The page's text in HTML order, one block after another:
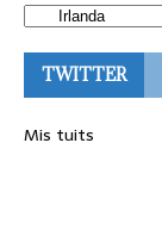
TWITTER
Mis tuits